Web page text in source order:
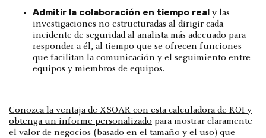
Admitir la colaboración en tiempo real y las
investigaciones no estructuradas al dirigir cada
incidente de seguridad al analista más adecuado para
responder a él, al tiempo que se ofrecen funciones
que facilitan la comunicación y el seguimiento entre
equipos y miembros de equipos.
Conozca la ventaja de XSOAR con esta calculadora de ROI y
obtenga un informe personalizado para mostrar claramente
el valor de negocios (basado en el tamaño y el uso) que